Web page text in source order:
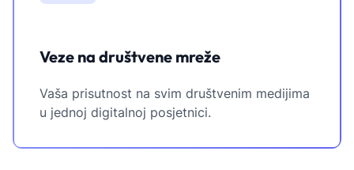
Veze na društvene mreže
Vaša prisutnost na svim društvenim medijima
u jednoj digitalnoj posjetnici.